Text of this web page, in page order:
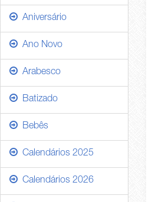
Aniversário
Ano Novo
Arabesco
Batizado
Bebês
Calendários 2025
Calendários 2026